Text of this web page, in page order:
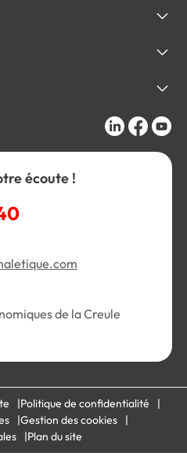
écoute !
de la Creule
Politique de confidentialité
Gestion des cookies
Plan du site